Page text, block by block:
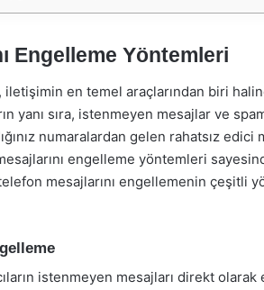
Engelleme Yöntemleri
iletişimin en temel araçlarından biri
yanı sıra, istenmeyen mesajlar ve
numaralardan gelen rahatsız
engelleme yöntemleri
mesajlarını engellemenin çeşitli
istenmeyen mesajları direkt